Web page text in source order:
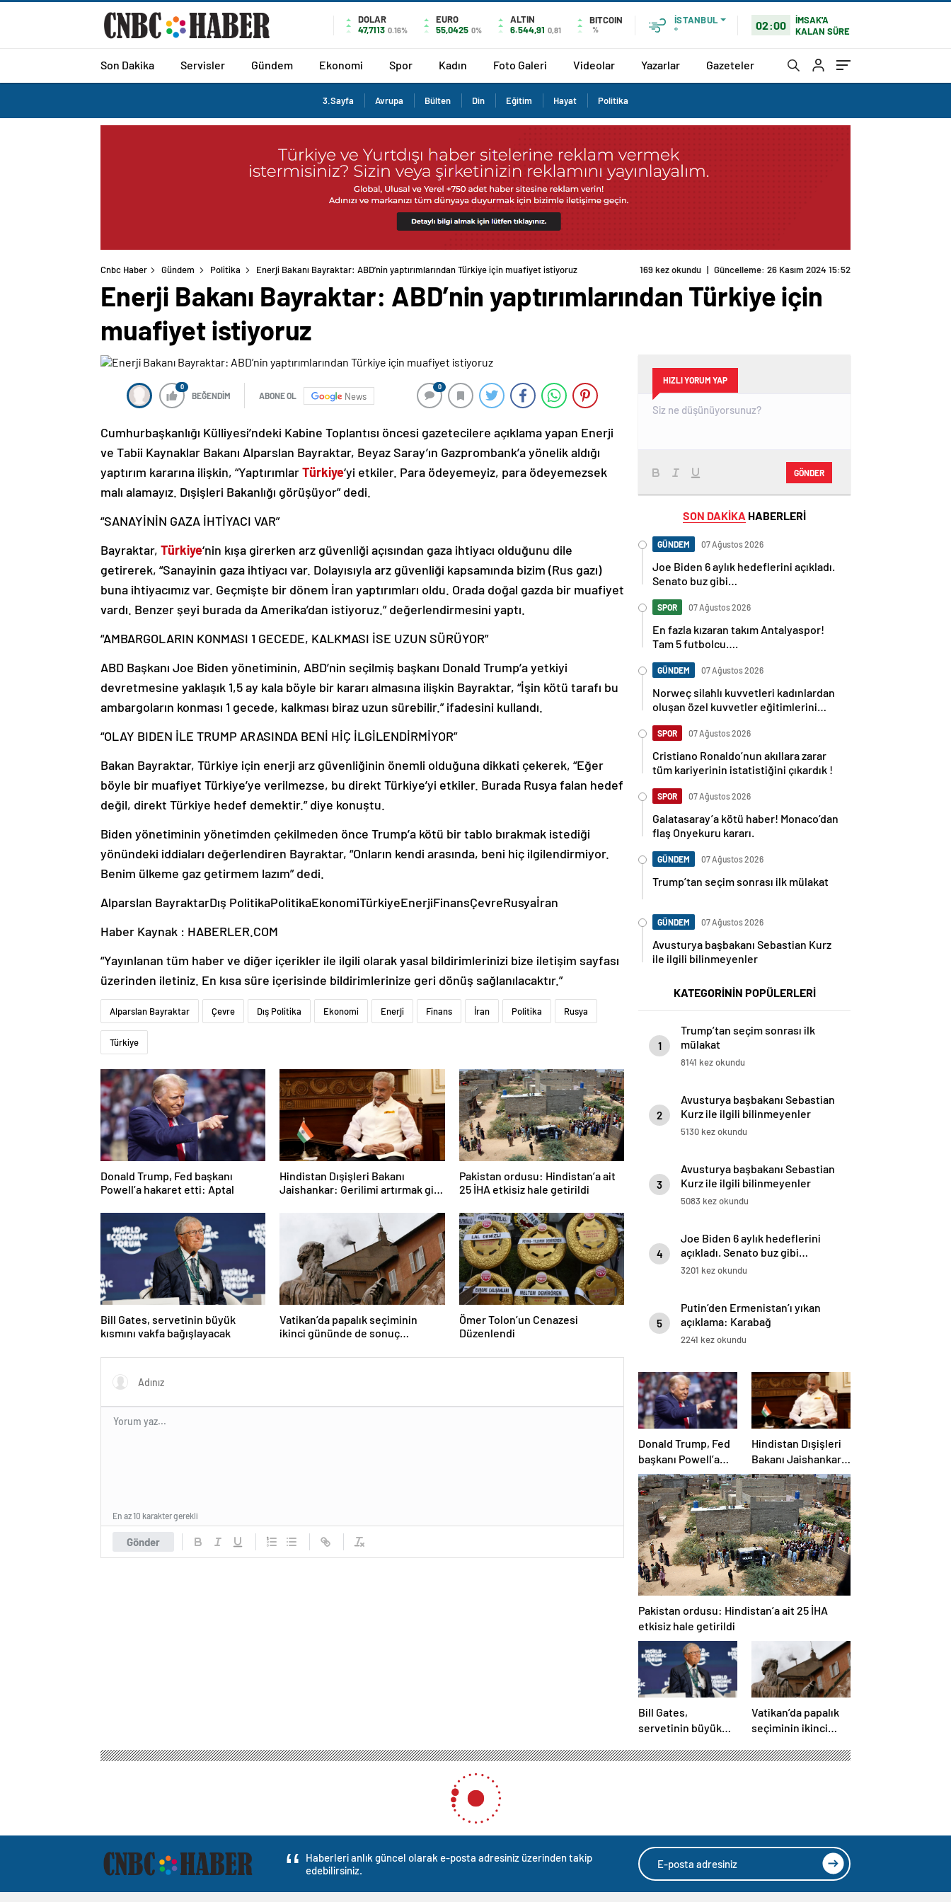
DOLAR
47,7113 0.16%
EURO
55,0425 0%
ALTIN
6.544,91 0,81
BITCOIN
%
İSTANBUL
°
02:00
İMSAK'A
KALAN SÜRE
Son Dakika Servisler Gündem Ekonomi Spor Kadın Foto Galeri Videolar Yazarlar Gazeteler
3.Sayfa Avrupa Bülten Din Eğitim Hayat Politika
Cnbc Haber Gündem Politika Enerji Bakanı Bayraktar: ABD’nin yaptırımlarından Türkiye için muafiyet istiyoruz 169 kez okundu | Güncelleme: 26 Kasım 2024 15:52
Enerji Bakanı Bayraktar: ABD’nin yaptırımlarından Türkiye için
muafiyet istiyoruz
0
BEĞENDİM ABONE OL News
0
Cumhurbaşkanlığı Külliyesi’ndeki Kabine Toplantısı öncesi gazetecilere açıklama yapan Enerji
ve Tabii Kaynaklar Bakanı Alparslan Bayraktar, Beyaz Saray’ın Gazprombank’a yönelik aldığı
yaptırım kararına ilişkin, “YaptırımlarTürkiye‘yi etkiler. Para ödeyemeyiz, para ödeyemezsek
malı alamayız. Dışişleri Bakanlığı görüşüyor” dedi.
“SANAYİNİN GAZA İHTİYACI VAR”
Bayraktar, Türkiye‘nin kışa girerken arz güvenliği açısından gaza ihtiyacı olduğunu dile
getirerek, “Sanayinin gaza ihtiyacı var. Dolayısıyla arz güvenliği kapsamında bizim (Rus gazı)
buna ihtiyacımız var. Geçmişte bir dönem İran yaptırımları oldu. Orada doğal gazda bir muafiyet
vardı. Benzer şeyi burada da Amerika’dan istiyoruz.” değerlendirmesini yaptı.
“AMBARGOLARIN KONMASI 1 GECEDE, KALKMASI İSE UZUN SÜRÜYOR”
ABD Başkanı Joe Biden yönetiminin, ABD’nin seçilmiş başkanı Donald Trump’a yetkiyi
devretmesine yaklaşık 1,5 ay kala böyle bir kararı almasına ilişkin Bayraktar, “İşin kötü tarafı bu
ambargoların konması 1 gecede, kalkması biraz uzun sürebilir.” ifadesini kullandı.
“OLAY BIDEN İLE TRUMP ARASINDA BENİ HİÇ İLGİLENDİRMİYOR”
Bakan Bayraktar, Türkiye için enerji arz güvenliğinin önemli olduğuna dikkati çekerek, “Eğer
böyle bir muafiyet Türkiye’ye verilmezse, bu direkt Türkiye’yi etkiler. Burada Rusya falan hedef
değil, direkt Türkiye hedef demektir.” diye konuştu.
Biden yönetiminin yönetimden çekilmeden önce Trump’a kötü bir tablo bırakmak istediği
yönündeki iddiaları değerlendiren Bayraktar, “Onların kendi arasında, beni hiç ilgilendirmiyor.
Benim ülkeme gaz getirmem lazım” dedi.
Alparslan BayraktarDış PolitikaPolitikaEkonomiTürkiyeEnerjiFinansÇevreRusyaİran
Haber Kaynak : HABERLER.COM
“Yayınlanan tüm haber ve diğer içerikler ile ilgili olarak yasal bildirimlerinizi bize iletişim sayfası
üzerinden iletiniz. En kısa süre içerisinde bildirimlerinize geri dönüş sağlanılacaktır.”
Alparslan Bayraktar Çevre Dış Politika Ekonomi Enerji Finans İran Politika Rusya
Türkiye
Donald Trump, Fed başkanı
Powell’a hakaret etti: Aptal
Hindistan Dışişleri Bakanı
Jaishankar: Gerilimi artırmak gibi
Pakistan ordusu: Hindistan’a ait
25 İHA etkisiz hale getirildi
Bill Gates, servetinin büyük
kısmını vakfa bağışlayacak
Vatikan’da papalık seçiminin
ikinci gününde de sonuç
Ömer Tolon’un Cenazesi
Düzenlendi
Gönder
En az 10 karakter gerekli
HIZLI YORUM YAP
GÖNDER
SON DAKİKA HABERLERİ
GÜNDEM 07 Ağustos 2026
Joe Biden 6 aylık hedeflerini açıkladı.
Senato buz gibi…
SPOR 07 Ağustos 2026
En fazla kızaran takım Antalyaspor!
Tam 5 futbolcu….
GÜNDEM 07 Ağustos 2026
Norweç silahlı kuvvetleri kadınlardan
oluşan özel kuvvetler eğitimlerini
SPOR 07 Ağustos 2026
Cristiano Ronaldo’nun akıllara zarar
tüm kariyerinin istatistiğini çıkardık !
SPOR 07 Ağustos 2026
Galatasaray’a kötü haber! Monaco’dan
flaş Onyekuru kararı.
GÜNDEM 07 Ağustos 2026
Trump’tan seçim sonrası ilk mülakat
GÜNDEM 07 Ağustos 2026
Avusturya başbakanı Sebastian Kurz
ile ilgili bilinmeyenler
KATEGORİNİN POPÜLERLERİ
1
Trump’tan seçim sonrası ilk
mülakat
8141 kez okundu
2
Avusturya başbakanı Sebastian
Kurz ile ilgili bilinmeyenler
5130 kez okundu
3
Avusturya başbakanı Sebastian
Kurz ile ilgili bilinmeyenler
5083 kez okundu
4
Joe Biden 6 aylık hedeflerini
açıkladı. Senato buz gibi…
3201 kez okundu
5
Putin’den Ermenistan’ı yıkan
açıklama: Karabağ
Azerbaycan’ın ayrılmaz bir
2241 kez okundu
Donald Trump, Fed
başkanı Powell’a
hakaret etti: Aptal
Hindistan Dışişleri
Bakanı Jaishankar:
Gerilimi artırmak
gibi bir niyetimiz
yok
Pakistan ordusu: Hindistan’a ait 25 İHA
etkisiz hale getirildi
Bill Gates,
servetinin büyük
bağışlayacak
Vatikan’da papalık
seçiminin ikinci
alınamadı
Haberleri anlık güncel olarak e-posta adresiniz üzerinden takip
edebilirsiniz.